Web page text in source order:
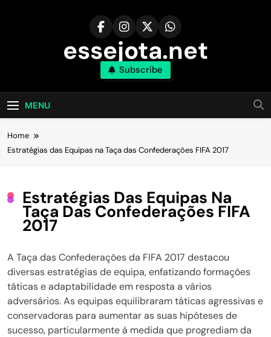
essejota.net
Subscribe
MENU
Home
Estratégias das Equipas na Taça das Confederações FIFA 2017
Estratégias Das Equipas Na
Taça Das Confederações FIFA
2017
A Taça das Confederações da FIFA 2017 destacou
diversas estratégias de equipa, enfatizando formações
táticas e adaptabilidade em resposta a vários
adversários. As equipas equilibraram táticas agressivas e
conservadoras para aumentar as suas hipóteses de
sucesso, particularmente à medida que progrediam da